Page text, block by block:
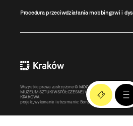
Procedura przeciwdziałania mobbingowi i
Wszystkie prawa zastrzeżone © MOCAK2011-2026
MUZEUM SZTUKI WSPÓŁCZESNEJ W KRAKOWIE MOCAK –
KRAKOWA
projekt, wykonanie i utrzymanie: Bonjour.pl